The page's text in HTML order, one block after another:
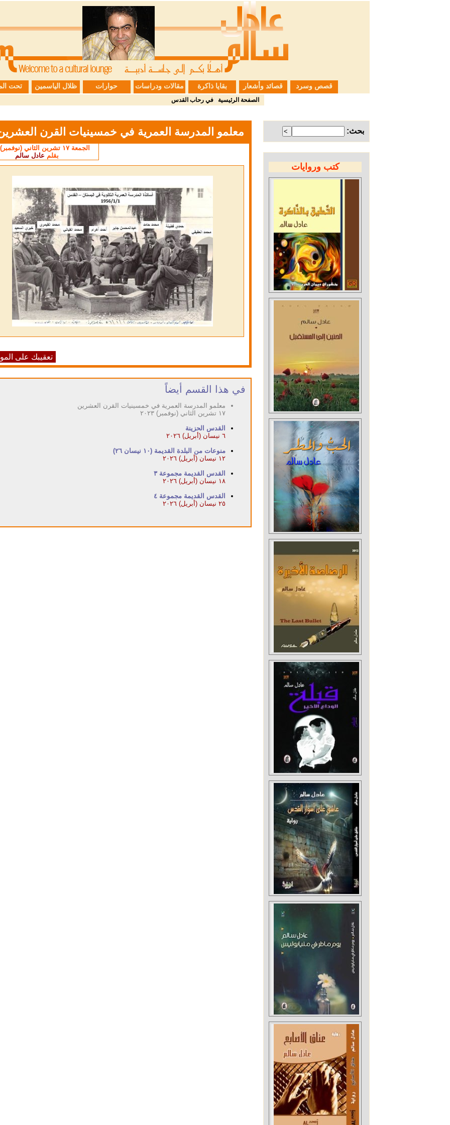
قصص وسرد قصائد وأشعار بقايا ذاكرة مقالات ودراسات حوارات ظلال الياسمين تحت
الصفحة الرئيسية في رحاب القدس
بحث:
كتب وروايات
معلمو المدرسة العمرية في خمسينيات القرن
الجمعة ١٧ تشرين الثاني (نوفمبر) ٢٠٢٣
بقلم عادل سالم
تعقيبك على
في هذا القسم أيضاً
معلمو المدرسة العمرية في خمسينيات القرن العشرين
١٧ تشرين الثاني (نوفمبر) ٢٠٢٣
القدس الحزينة
٦ نيسان (أبريل) ٢٠٢٦
منوعات من البلدة القديمة (١٠ نيسان ٢٦)
١٢ نيسان (أبريل) ٢٠٢٦
القدس القديمة مجموعة ٣
١٨ نيسان (أبريل) ٢٠٢٦
القدس القديمة مجموعة ٤
٢٥ نيسان (أبريل) ٢٠٢٦